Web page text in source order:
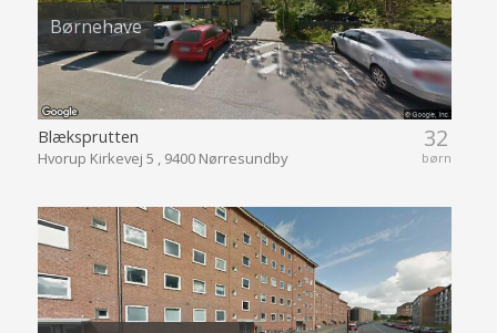
Børnehave
32
børn
Blæksprutten
Hvorup Kirkevej 5 , 9400 Nørresundby